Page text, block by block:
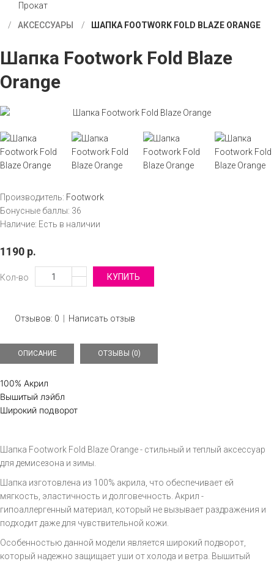
Прокат
АКСЕССУАРЫ
ШАПКА FOOTWORK FOLD BLAZE ORANGE
Шапка Footwork Fold Blaze
Orange
Производитель: Footwork
Бонусные баллы: 36
Наличие: Есть в наличии
1190 р.
Кол-во
Отзывов: 0 Написать отзыв
ОПИСАНИЕ ОТЗЫВЫ (0)
100% Акрил
Вышитый лэйбл
Широкий подворот
Шапка Footwork Fold Blaze Orange - стильный и теплый аксессуар
для демисезона и зимы.
Шапка изготовлена из 100% акрила, что обеспечивает ей
мягкость, эластичность и долговечность. Акрил -
гипоаллергенный материал, который не вызывает раздражения и
подходит даже для чувствительной кожи.
Особенностью данной модели является широкий подворот,
который надежно защищает уши от холода и ветра. Вышитый